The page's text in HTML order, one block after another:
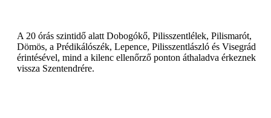
A 20 órás szintidő alatt Dobogókő, Pilisszentlélek, Pilismarót,
Dömös, a Prédikálószék, Lepence, Pilisszentlászló és Visegrád
érintésével, mind a kilenc ellenőrző ponton áthaladva érkeznek
vissza Szentendrére.